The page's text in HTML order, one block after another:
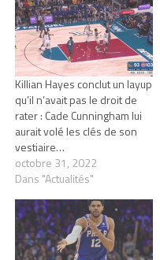
Killian Hayes conclut un layup
qu’il n’avait pas le droit de
rater : Cade Cunningham lui
aurait volé les clés de son
vestiaire…
octobre 31, 2022
Dans "Actualités"